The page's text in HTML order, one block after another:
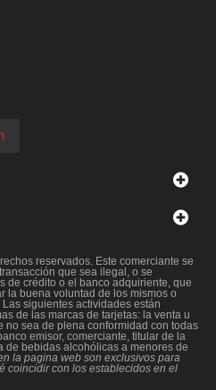
reservados. Este comerciante se
que sea ilegal, o se
de crédito o el banco adquiriente, que
la buena voluntad de los mismos o
siguientes actividades están
de las marcas de tarjetas: la venta u
no sea de plena conformidad con todas
emisor, comerciante, titular de la
de bebidas alcohólicas a menores de
la pagina web son exclusivos para
coincidir con los establecidos en el